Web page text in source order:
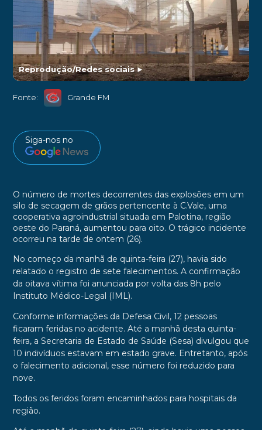
Reprodução/Redes sociais►
Fonte: Grande FM
Siga-nos no
O número de mortes decorrentes das explosões em um
silo de secagem de grãos pertencente à C.Vale, uma
cooperativa agroindustrial situada em Palotina, região
oeste do Paraná, aumentou para oito. O trágico incidente
ocorreu na tarde de ontem (26).
No começo da manhã de quinta-feira (27), havia sido
relatado o registro de sete falecimentos. A confirmação
da oitava vítima foi anunciada por volta das 8h pelo
Instituto Médico-Legal (IML).
Conforme informações da Defesa Civil, 12 pessoas
ficaram feridas no acidente. Até a manhã desta quinta-
feira, a Secretaria de Estado de Saúde (Sesa) divulgou que
10 indivíduos estavam em estado grave. Entretanto, após
o falecimento adicional, esse número foi reduzido para
nove.
Todos os feridos foram encaminhados para hospitais da
região.